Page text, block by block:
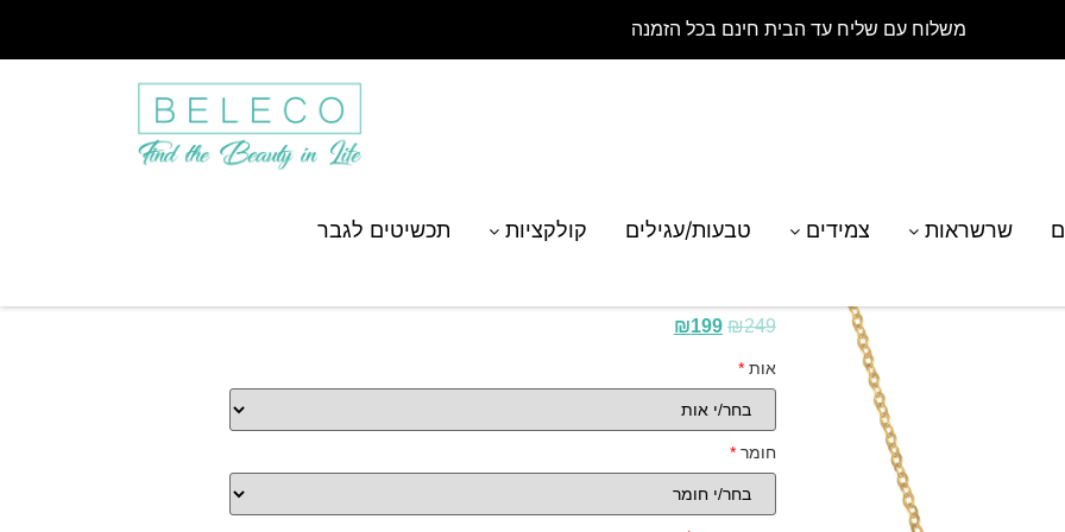
משלוח עם שליח עד הבית חינם בכל הזמנה
שרשראות צמידים טבעות/עגילים קולקציות תכשיטים לגבר אינפיניטי עם חריטת אות בשילוב לב
₪249
₪199
אות*
חומר*